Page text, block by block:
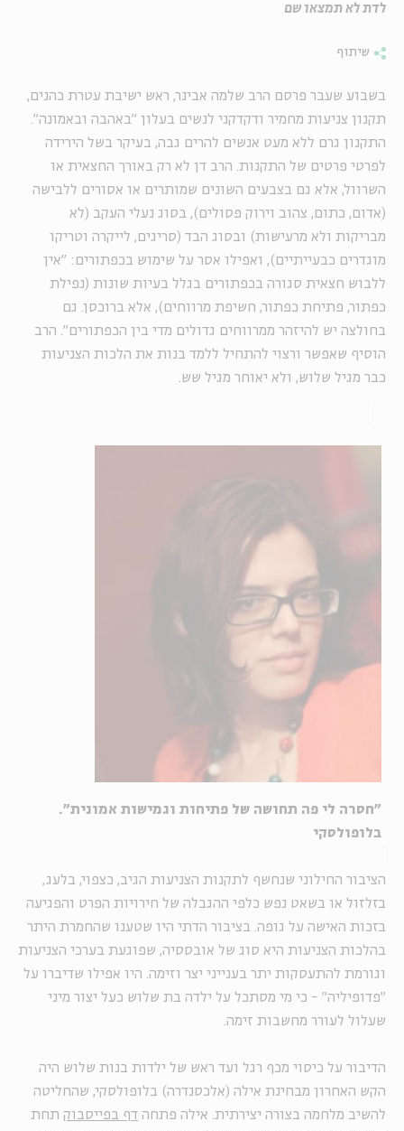
לדת לא תמצאו שם
שיתוף
בשבוע שעבר פרסם הרב שלמה אבינר, ראש ישיבת עטרת כהנים,
תקנון צניעות מחמיר ודקדקני לנשים בעלון "באהבה ובאמונה".
התקנון גרם ללא מעט אנשים להרים גבה, בעיקר בשל הירידה
לפרטי פרטים של התקנות. הרב דן לא רק באורך החצאית או
השרוול, אלא גם בצבעים השונים שמותרים או אסורים ללבישה
(אדום, כתום, צהוב וירוק פסולים), בסוג נעלי העקב (לא
מבריקות ולא מרעישות) ובסוג הבד (סריגים, לייקרה וטריקו
מוגדרים כבעייתיים), ואפילו אסר על שימוש בכפתורים: "אין
ללבוש חצאית סגורה בכפתורים בגלל בעיות שונות (נפילת
כפתור, פתיחת כפתור, חשיפת מרווחים), אלא ברוכסן. גם
בחולצה יש להיזהר ממרווחים גדולים מדי בין הכפתורים". הרב
הוסיף שאפשר ורצוי להתחיל ללמד בנות את הלכות הצניעות
כבר מגיל שלוש, ולא יאוחר מגיל שש.
"חסרה לי פה תחושה של פתיחות וגמישות אמונית".
בלופולסקי
הציבור החילוני שנחשף לתקנות הצניעות הגיב, כצפוי, בלעג,
בזלזול או בשאט נפש כלפי ההגבלה של חירויות הפרט והפגיעה
בזכות האישה על גופה. בציבור הדתי היו שטענו שהחמרת היתר
בהלכות הצניעות היא סוג של אובססיה, שפוגעת בערכי הצניעות
וגורמת להתעסקות יתר בענייני יצר וזימה. היו אפילו שדיברו על
"פדופיליה" - כי מי מסתכל על ילדה בת שלוש כעל יצור מיני
שעלול לעורר מחשבות זימה.
הדיבור על כיסוי מכף רגל ועד ראש של ילדות בנות שלוש היה
הקש האחרון מבחינת אילה (אלכסנדרה) בלופולסקי, שהחליטה
להשיב מלחמה בצורה יצירתית. אילה פתחה דף בפייסבוק תחת